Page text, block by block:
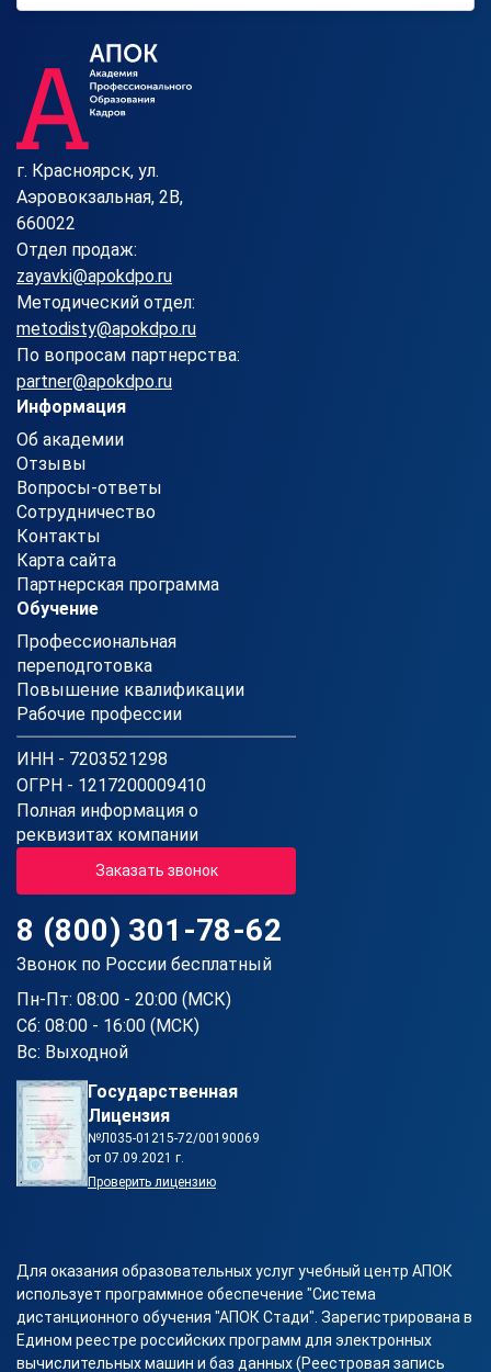
г. Красноярск, ул.
Аэровокзальная, 2В,
660022
Отдел продаж:
zayavki@apokdpo.ru
Методический отдел:
metodisty@apokdpo.ru
По вопросам партнерства:
partner@apokdpo.ru
Информация
Об академии
Отзывы
Вопросы-ответы
Сотрудничество
Контакты
Карта сайта
Партнерская программа
Обучение
Профессиональная
переподготовка
Повышение квалификации
Рабочие профессии
ИНН - 7203521298
ОГРН - 1217200009410
Полная информация о
реквизитах компании
Заказать звонок
8 (800) 301-78-62
Звонок по России бесплатный
Пн-Пт: 08:00 - 20:00 (МСК)
Сб: 08:00 - 16:00 (МСК)
Вс: Выходной
Государственная
Лицензия
№Л035-01215-72/00190069
от 07.09.2021 г.
Проверить лицензию
Для оказания образовательных услуг учебный центр АПОК
использует программное обеспечение "Система
дистанционного обучения "АПОК Стади". Зарегистрирована в
Едином реестре российских программ для электронных
вычислительных машин и баз данных (Реестровая запись